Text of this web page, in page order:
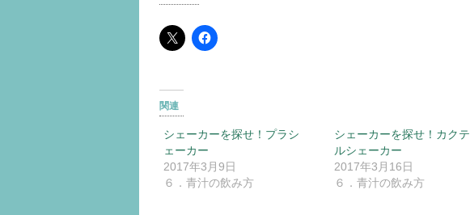
関連
シェーカーを探せ！プラシ
ェーカー
2017年3月9日
６．青汁の飲み方
シェーカーを探せ！カクテ
ルシェーカー
2017年3月16日
６．青汁の飲み方